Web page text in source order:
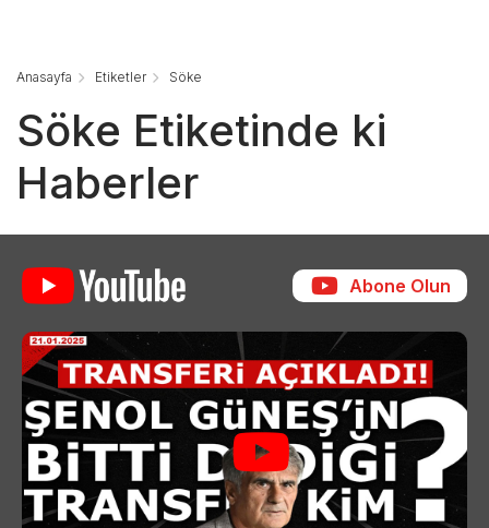
Anasayfa Etiketler Söke
Söke Etiketinde ki
Haberler
Abone Olun